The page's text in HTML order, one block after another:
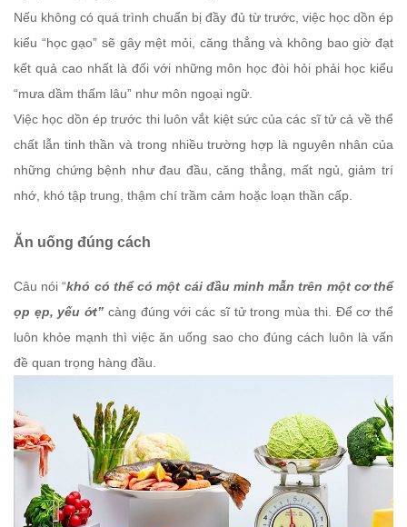
Nếu không có quá trình chuẩn bị đầy đủ từ trước, việc học dồn ép
kiểu “học gạo” sẽ gây mệt mỏi, căng thẳng và không bao giờ đạt
kết quả cao nhất là đối với những môn học đòi hỏi phải học kiểu
“mưa dầm thấm lâu” như môn ngoại ngữ.
Việc học dồn ép trước thi luôn vắt kiệt sức của các sĩ tử cả về thể
chất lẫn tinh thần và trong nhiều trường hợp là nguyên nhân của
những chứng bệnh như đau đầu, căng thẳng, mất ngủ, giảm trí
nhớ, khó tập trung, thậm chí trầm cảm hoặc loạn thần cấp.
Ăn uống đúng cách
Câu nói “khó có thể có một cái đầu minh mẫn trên một cơ thể
ọp ẹp, yếu ớt” càng đúng với các sĩ tử trong mùa thi. Để cơ thể
luôn khỏe mạnh thì việc ăn uống sao cho đúng cách luôn là vấn
đề quan trọng hàng đầu.